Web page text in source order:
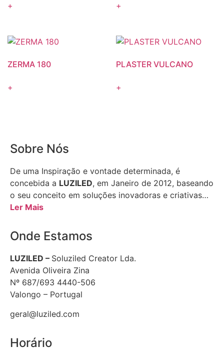
+ +
ZERMA 180
+
PLASTER VULCANO
+
Sobre Nós
De uma Inspiração e vontade determinada, é
concebida a LUZILED, em Janeiro de 2012, baseando
o seu conceito em soluções inovadoras e criativas…
Ler Mais
Onde Estamos
LUZILED – Soluziled Creator Lda.
Avenida Oliveira Zina
Nº 687/693 4440-506
Valongo – Portugal
geral@luziled.com
Horário